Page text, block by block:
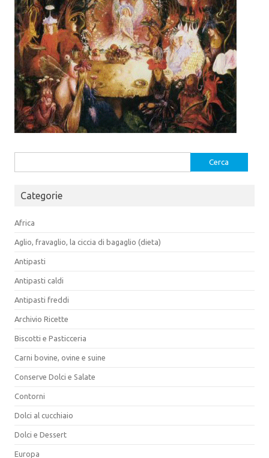
per:
Categorie
Africa
Aglio, fravaglio, la ciccia di bagaglio (dieta)
Antipasti
Antipasti caldi
Antipasti freddi
Archivio Ricette
Biscotti e Pasticceria
Carni bovine, ovine e suine
Conserve Dolci e Salate
Contorni
Dolci al cucchiaio
Dolci e Dessert
Europa